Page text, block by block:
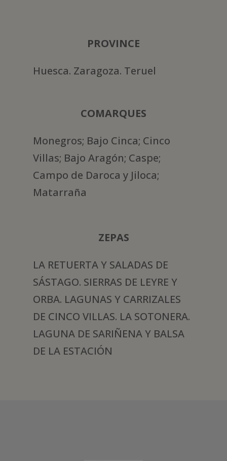
PROVINCE
Huesca. Zaragoza. Teruel
COMARQUES
Monegros; Bajo Cinca; Cinco
Villas; Bajo Aragón; Caspe;
Campo de Daroca y Jiloca;
Matarraña
ZEPAS
LA RETUERTA Y SALADAS DE
SÁSTAGO. SIERRAS DE LEYRE Y
ORBA. LAGUNAS Y CARRIZALES
DE CINCO VILLAS. LA SOTONERA.
LAGUNA DE SARIÑENA Y BALSA
DE LA ESTACIÓN